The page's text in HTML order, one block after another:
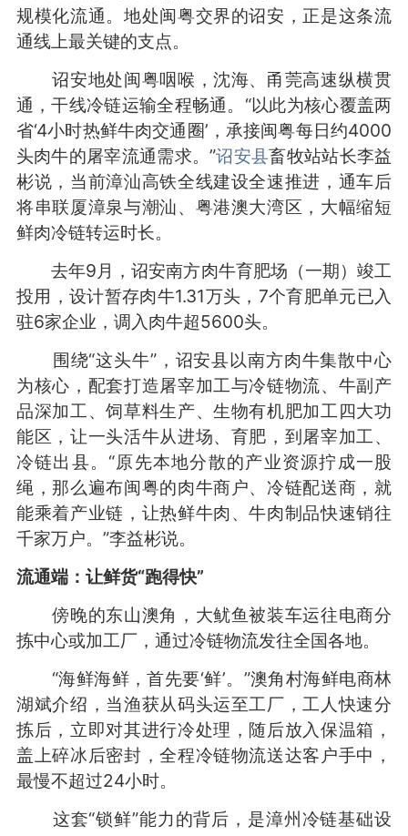
规模化流通。地处闽粤交界的诏安，正是这条流
通线上最关键的支点。
诏安地处闽粤咽喉，沈海、甬莞高速纵横贯
通，干线冷链运输全程畅通。“以此为核心覆盖两
省‘4小时热鲜牛肉交通圈’，承接闽粤每日约4000
头肉牛的屠宰流通需求。”诏安县畜牧站站长李益
彬说，当前漳汕高铁全线建设全速推进，通车后
将串联厦漳泉与潮汕、粤港澳大湾区，大幅缩短
鲜肉冷链转运时长。
去年9月，诏安南方肉牛育肥场（一期）竣工
投用，设计暂存肉牛1.31万头，7个育肥单元已入
驻6家企业，调入肉牛超5600头。
围绕“这头牛”，诏安县以南方肉牛集散中心
为核心，配套打造屠宰加工与冷链物流、牛副产
品深加工、饲草料生产、生物有机肥加工四大功
能区，让一头活牛从进场、育肥，到屠宰加工、
冷链出县。“原先本地分散的产业资源拧成一股
绳，那么遍布闽粤的肉牛商户、冷链配送商，就
能乘着产业链，让热鲜牛肉、牛肉制品快速销往
千家万户。”李益彬说。
流通端：让鲜货“跑得快”
傍晚的东山澳角，大鱿鱼被装车运往电商分
拣中心或加工厂，通过冷链物流发往全国各地。
“海鲜海鲜，首先要‘鲜’。”澳角村海鲜电商林
湖斌介绍，当渔获从码头运至工厂，工人快速分
拣后，立即对其进行冷处理，随后放入保温箱，
盖上碎冰后密封，全程冷链物流送达客户手中，
最慢不超过24小时。
这套“锁鲜”能力的背后，是漳州冷链基础设